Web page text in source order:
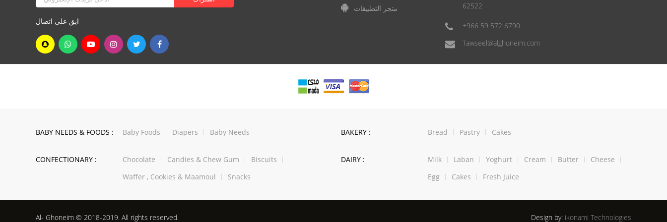
ابق على اتصال
متجر التطبيقات
62522
+966 59 572 6790
Tawseel@alghoneim.com
BABY NEEDS & FOODS : Baby Foods Diapers Baby Needs BAKERY : Bread Pastry Cakes
CONFECTIONARY : Chocolate Candies & Chew Gum
Biscuits
Waffer , Cookies & Maamoul
Snacks
DAIRY : Milk Laban Yoghurt Cream Butter
Cheese
Egg
Cakes Fresh Juice
Al- Ghoneim © 2018-2019. All rights reserved. Design by: ikonami Technologies